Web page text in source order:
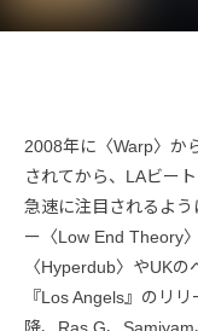
2008年に〈Warp〉か
されてから、LAビー
急速に注目されるよ
ー〈Low End Theory
〈Hyperdub〉やUKの
『Los Angels』のリ
降、Ras G、